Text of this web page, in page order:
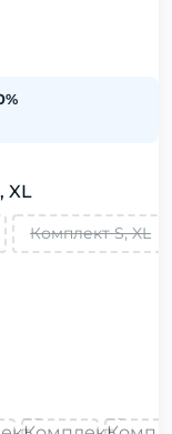
XL
Комплект S, XL